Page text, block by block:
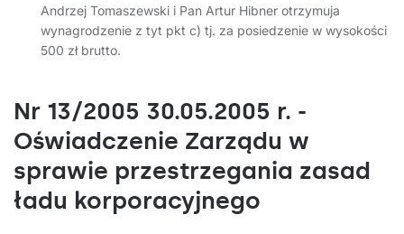
Andrzej Tomaszewski i Pan Artur Hibner otrzymuja
wynagrodzenie z tyt pkt c) tj. za posiedzenie w wysokości
500 zł brutto.
Nr 13/2005 30.05.2005 r. -
Oświadczenie Zarządu w
sprawie przestrzegania zasad
ładu korporacyjnego